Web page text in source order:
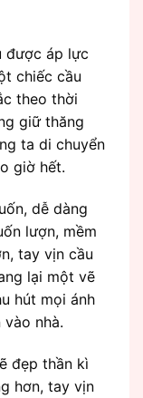
được áp lực
chiếc cầu
theo thời
giữ thăng
ta di chuyển
giờ hết.
dễ dàng
lượn, mềm
tay vịn cầu
lại một vẽ
hút mọi ánh
nhà.
đẹp thần kì
hơn, tay vịn